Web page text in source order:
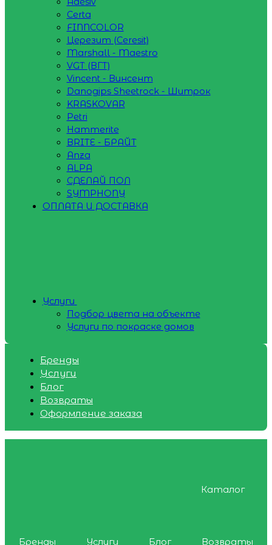
Certa
FINNCOLOR
Церезит (Ceresit)
Marshall - Maestro
VGT (ВГТ)
Vincent - Винсент
Danogips Sheetrock - Шитрок
KRASKOVAR
Petri
Hammerite
BRITE - БРАЙТ
Anza
ALPA
СДЕЛАЙ ПОЛ
SYMPHONY
ОПЛАТА И ДОСТАВКА
Услуги
Подбор цвета на объекте
Услуги по покраске домов
Бренды
Услуги
Блог
Возвраты
Оформление заказа
Каталог
Бренды Услуги Блог
Возвраты